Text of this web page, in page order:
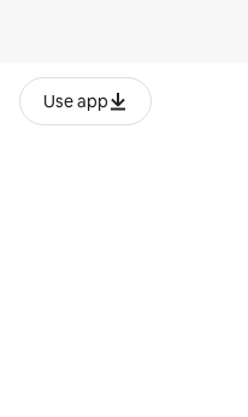
Use app